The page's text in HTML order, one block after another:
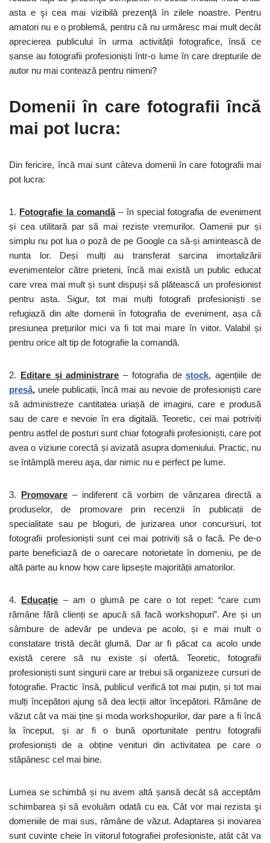
asta e şi cea mai vizibilă prezenţă în zilele noastre. Pentru
amatori nu e o problemă, pentru că nu urmăresc mai mult decât
aprecierea publicului în urma activității fotografice, însă ce
șanse au fotografii profesioniști într-o lume în care drepturile de
autor nu mai contează pentru nimeni?
Domenii în care fotografii încă
mai pot lucra:
Din fericire, încă mai sunt câteva domenii în care fotografii mai
pot lucra:
1. Fotografie la comandă– în special fotografia de eveniment
și cea utilitară par să mai reziste vremurilor. Oamenii pur și
simplu nu pot lua o poză de pe Google ca să-și amintească de
nunta lor. Deși mulți au transferat sarcina imortalizării
evenimentelor către prieteni, încă mai există un public educat
care vrea mai mult și sunt dispuși să plătească un profesionist
pentru asta. Sigur, tot mai mulți fotografi profesioniști se
refugiază din alte domenii în fotografia de eveniment, așa că
presiunea prețurilor mici va fi tot mai mare în viitor. Valabil și
pentru orice alt tip de fotografie la comandă.
2. Editare și administrare – fotografia destock, agențiile de
presă, unele publicații, încă mai au nevoie de profesioniști care
să administreze cantitatea uriașă de imagini, care e produsă
sau de care e nevoie în era digitală. Teoretic, cei mai potriviți
pentru astfel de posturi sunt chiar fotografii profesioniști, care pot
avea o viziune corectă și avizată asupra domeniului. Practic, nu
se întâmplă mereu aşa, dar nimic nu e perfect pe lume.
3. Promovare – indiferent că vorbim de vânzarea directă a
produselor, de promovare prin recenzii în publicații de
specialitate sau pe bloguri, de jurizarea unor concursuri, tot
fotografii profesioniști sunt cei mai potriviți să o facă. Pe de-o
parte beneficiază de o oarecare notorietate în domeniu, pe de
altă parte au know how care lipsește majorității amatorilor.
4. Educație – am o glumă pe care o tot repet: “care cum
rămâne fără clienți se apucă să facă workshopuri”. Are și un
sâmbure de adevăr pe undeva pe acolo, și e mai mult o
constatare tristă decât glumă. Dar ar fi păcat ca acolo unde
există cerere să nu existe și ofertă. Teoretic, fotografii
profesioniști sunt singurii care ar trebui să organizeze cursuri de
fotografie. Practic însă, publicul verifică tot mai puțin, și tot mai
mulți începători ajung să dea lecții altor începători. Rămâne de
văzut cât va mai ține și moda workshopurilor, dar pare a fi încă
la început, și ar fi o bună oportunitate pentru fotografii
profesioniști de a obține venituri din activitatea pe care o
stăpânesc cel mai bine.
Lumea se schimbă și nu avem altă șansă decât să acceptăm
schimbarea și să evoluăm odată cu ea. Cât vor mai rezista şi
domeniile de mai sus, rămâne de văzut. Adaptarea și inovarea
sunt cuvinte cheie în viitorul fotografiei profesioniste, atât cât va